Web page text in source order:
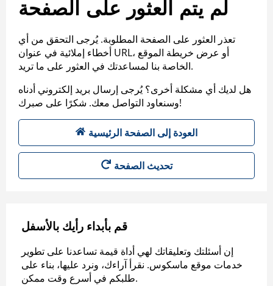
لم يتم العثور على الصفحة
تعذر العثور على الصفحة المطلوبة. يُرجى التحقق من أي
أخطاء إملائية في عنوان URL، أو عرض خريطة الموقع
الخاصة بنا لمساعدتك في العثور على ما تريد.
هل لديك أي مشكلة أخرى؟ يُرجى إرسال بريد إلكتروني أدناه
وسنعاود التواصل معك. شكرًا على صبرك!
العودة إلى الصفحة الرئيسية
تحديث الصفحة
قم بأبداء رأيك بالأسفل
إن أسئلتك وتعليقاتك لهي أداة قيمة تساعدنا على تطوير
خدمات موقع ماسكوس. نقرأ آراءك، ونرد عليها، بناء على
طلبكم في أسرع وقت ممكن.